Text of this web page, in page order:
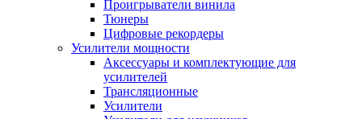
Проигрыватели винила
Тюнеры
Цифровые рекордеры
Усилители мощности
Аксессуары и комплектующие для
усилителей
Трансляционные
Усилители